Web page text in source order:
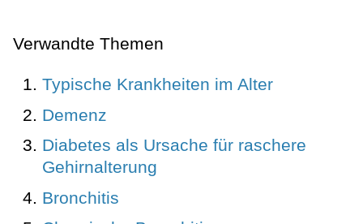
Verwandte Themen
Typische Krankheiten im Alter
Demenz
Diabetes als Ursache für raschere
Gehirnalterung
Bronchitis